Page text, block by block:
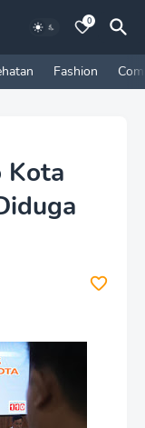
0
Fashion
Kota